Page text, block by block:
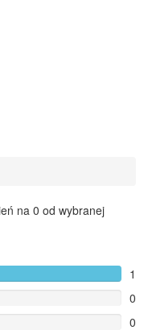
na 0 od wybranej
1
0
0